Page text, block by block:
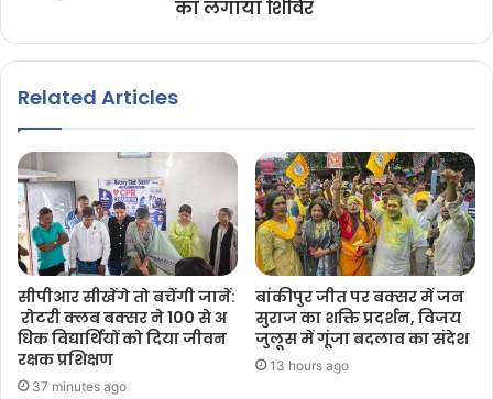
का लगाया शिविर
Related Articles
सीपीआर सीखेंगे तो बचेंगी जानें:
रोटरी क्लब बक्सर ने 100 से अ
धिक विद्यार्थियों को दिया जीवन
रक्षक प्रशिक्षण
37 minutes ago
बांकीपुर जीत पर बक्सर में जन
सुराज का शक्ति प्रदर्शन, विजय
जुलूस में गूंजा बदलाव का संदेश
13 hours ago